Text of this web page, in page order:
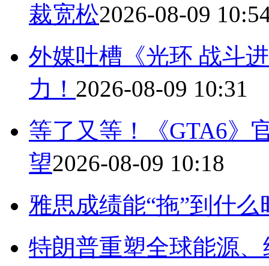
裁宽松2026-08-09
外媒吐槽《光环 战斗
力！ 2026-08-09 10:31
等了又等！《GTA6》
望2026-08-09 10:18
雅思成绩能“拖”到什
特朗普重塑全球能源